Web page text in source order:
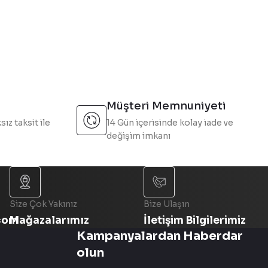
taksit ile
Müşteri Memnuniyeti
14 Gün içerisinde kolay iade ve
değişim imkanı
Size Çok Yakınız
Mağazalarımız
Bize Ulaşın
İletişim Bilgilerimiz
Kampanyalardan Haberdar
olun